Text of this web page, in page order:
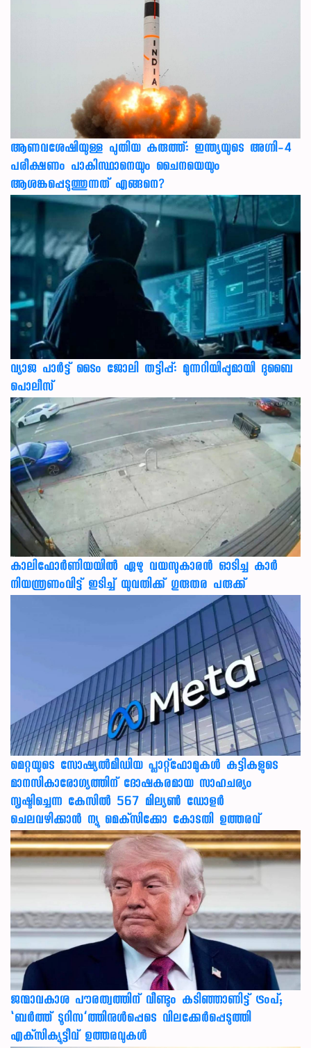
ആണവശേഷിയുള്ള പുതിയ കരുത്ത്: ഇന്ത്യയുടെ അഗ്നി-4
പരീക്ഷണം പാകിസ്ഥാനെയും ചൈനയെയും
ആശങ്കപ്പെടുത്തുന്നത് എങ്ങനെ?
വ്യാജ പാർട്ട് ടൈം ജോലി തട്ടിപ്പ്: മുന്നറിയിപ്പുമായി ദുബൈ
പൊലീസ്
കാലിഫോര്‍ണിയയില്‍ ഏഴു വയസുകാരന്‍ ഓടിച്ച കാര്‍
നിയന്ത്രണംവിട്ട് ഇടിച്ച് യുവതിക്ക് ഗുരുതര പരുക്ക്
മെറ്റയുടെ സോഷ്യല്‍മീഡിയ പ്ലാറ്റ്‌ഫോമുകള്‍ കുട്ടികളുടെ
മാനസികാരോഗ്യത്തിന് ദോഷകരമായ സാഹചര്യം
സൃഷ്ടിച്ചെന്ന കേസില്‍ 567 മില്യണ്‍ ഡോളര്‍
ചെലവഴിക്കാന്‍ ന്യൂ മെക്‌സിക്കോ കോടതി ഉത്തരവ്
ജന്മാവകാശ പൗരത്വത്തിന് വീണ്ടും കടിഞ്ഞാണിട്ട് ട്രംപ്;
‘ബര്‍ത്ത് ടൂറിസ’ത്തിനുള്‍പ്പെടെ വിലക്കേര്‍പ്പെടുത്തി
എക്‌സിക്യൂട്ടീവ് ഉത്തരവുകള്‍